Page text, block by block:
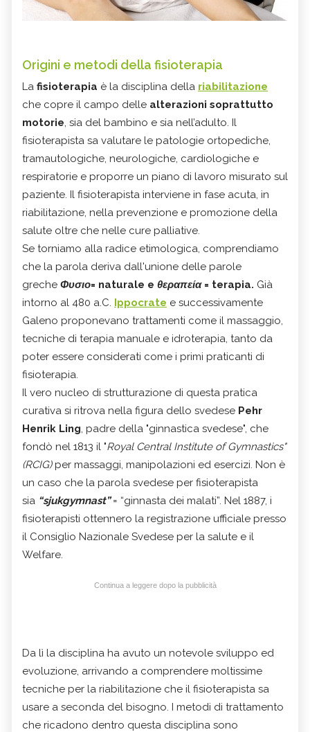
Origini e metodi della fisioterapia
La fisioterapia è la disciplina della riabilitazione
che copre il campo delle alterazioni soprattutto
motorie, sia del bambino e sia nell’adulto. Il
fisioterapista sa valutare le patologie ortopediche,
tramautologiche, neurologiche, cardiologiche e
respiratorie e proporre un piano di lavoro misurato sul
paziente. Il fisioterapista interviene in fase acuta, in
riabilitazione, nella prevenzione e promozione della
salute oltre che nelle cure palliative.
Se torniamo alla radice etimologica, comprendiamo
che la parola deriva dall'unione delle parole
greche Φυσιο= naturale e θεραπεία= terapia. Già
intorno al 480 a.C. Ippocrate e successivamente
Galeno proponevano trattamenti come il massaggio,
tecniche di terapia manuale e idroterapia, tanto da
poter essere considerati come i primi praticanti di
fisioterapia.
Il vero nucleo di strutturazione di questa pratica
curativa si ritrova nella figura dello svedese Pehr
Henrik Ling, padre della "ginnastica svedese", che
fondò nel 1813 il "Royal Central Institute of Gymnastics"
(RCIG)per massaggi, manipolazioni ed esercizi. Non è
un caso che la parola svedese per fisioterapista
sia “sjukgymnast”= “ginnasta dei malati”. Nel 1887, i
fisioterapisti ottennero la registrazione ufficiale presso
il Consiglio Nazionale Svedese per la salute e il
Welfare.
Continua a leggere dopo la pubblicità
Da lì la disciplina ha avuto un notevole sviluppo ed
evoluzione, arrivando a comprendere moltissime
tecniche per la riabilitazione che il fisioterapista sa
usare a seconda del bisogno. I metodi di trattamento
che ricadono dentro questa disciplina sono